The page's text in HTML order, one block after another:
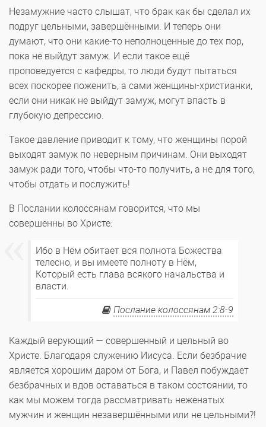
Незамужние часто слышат, что брак как бы сделал их
подруг цельными, завершёнными. И теперь они
думают, что они какие-то неполноценные до тех пор,
пока не выйдут замуж. И если такое ещё
проповедуется с кафедры, то люди будут пытаться
всех поскорее поженить, а сами женщины-христианки,
если они никак не выйдут замуж, могут впасть в
глубокую депрессию.
Такое давление приводит к тому, что женщины порой
выходят замуж по неверным причинам. Они выходят
замуж ради того, чтобы что-то получить, а не для того,
чтобы отдать и послужить!
В Послании колоссянам говорится, что мы
совершенны во Христе:
Ибо в Нём обитает вся полнота Божества
телесно, и вы имеете полноту в Нём,
Который есть глава всякого начальства и
власти.
Послание колоссянам 2:8-9
Каждый верующий — совершенный и цельный во
Христе. Благодаря служению Иисуса. Если безбрачие
является хорошим даром от Бога, и Павел побуждает
безбрачных и вдов оставаться в таком состоянии, то
как мы можем тогда рассматривать неженатых
мужчин и женщин незавершёнными или не цельными?!